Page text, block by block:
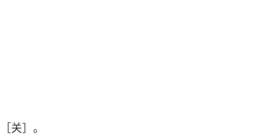
［关］。